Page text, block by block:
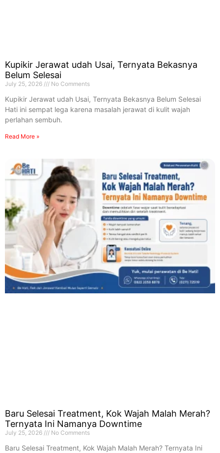
Kupikir Jerawat udah Usai, Ternyata Bekasnya
Belum Selesai
July 25, 2026 No Comments
Kupikir Jerawat udah Usai, Ternyata Bekasnya Belum Selesai
Hati ini sempat lega karena masalah jerawat di kulit wajah
perlahan sembuh.
Read More »
Baru Selesai Treatment, Kok Wajah Malah Merah?
Ternyata Ini Namanya Downtime
July 25, 2026 No Comments
Baru Selesai Treatment, Kok Wajah Malah Merah? Ternyata Ini